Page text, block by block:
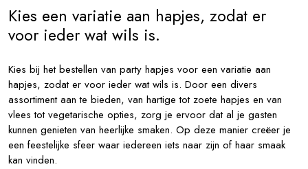
Kies een variatie aan hapjes, zodat er
voor ieder wat wils is.
Kies bij het bestellen van party hapjes voor een variatie aan
hapjes, zodat er voor ieder wat wils is. Door een divers
assortiment aan te bieden, van hartige tot zoete hapjes en van
vlees tot vegetarische opties, zorg je ervoor dat al je gasten
kunnen genieten van heerlijke smaken. Op deze manier creëer je
een feestelijke sfeer waar iedereen iets naar zijn of haar smaak
kan vinden.